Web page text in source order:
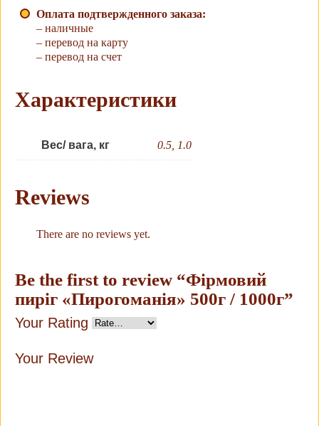
Оплата подтвержденного заказа:
– наличные
– перевод на карту
– перевод на счет
Характеристики
Вес/ вага, кг 0.5, 1.0
Reviews
There are no reviews yet.
Be the first to review “Фірмовий
пиріг «Пирогоманія» 500г / 1000г”
Your Rating
Your Review